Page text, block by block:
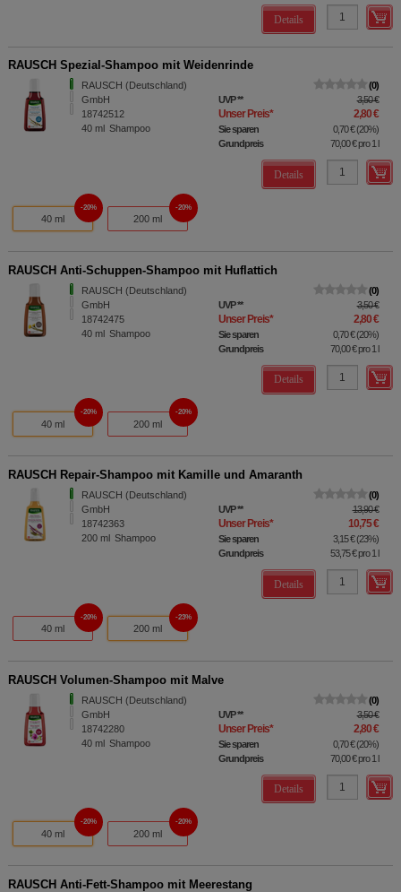
Details
RAUSCH Spezial-Shampoo mit Weidenrinde
RAUSCH (Deutschland)
GmbH
18742512
40 ml Shampoo
0
UVP** 3,50 €
Unser Preis* 2,80 €
Sie sparen 0,70 €(20%)
Grundpreis
70,00 €pro 1 l
Details
40 ml
20%
200 ml
20%
RAUSCH Anti-Schuppen-Shampoo mit Huflattich
RAUSCH (Deutschland)
GmbH
18742475
40 ml Shampoo
0
UVP** 3,50 €
Unser Preis* 2,80 €
Sie sparen 0,70 €(20%)
Grundpreis
70,00 €pro 1 l
Details
40 ml
20%
200 ml
20%
RAUSCH Repair-Shampoo mit Kamille und Amaranth
RAUSCH (Deutschland)
GmbH
18742363
200 ml Shampoo
0
UVP** 13,90 €
Unser Preis* 10,75 €
Sie sparen 3,15 €(23%)
Grundpreis
53,75 €pro 1 l
Details
40 ml
20%
200 ml
23%
RAUSCH Volumen-Shampoo mit Malve
RAUSCH (Deutschland)
GmbH
18742280
40 ml Shampoo
0
UVP** 3,50 €
Unser Preis* 2,80 €
Sie sparen 0,70 €(20%)
Grundpreis
70,00 €pro 1 l
Details
40 ml
20%
200 ml
20%
RAUSCH Anti-Fett-Shampoo mit Meerestang